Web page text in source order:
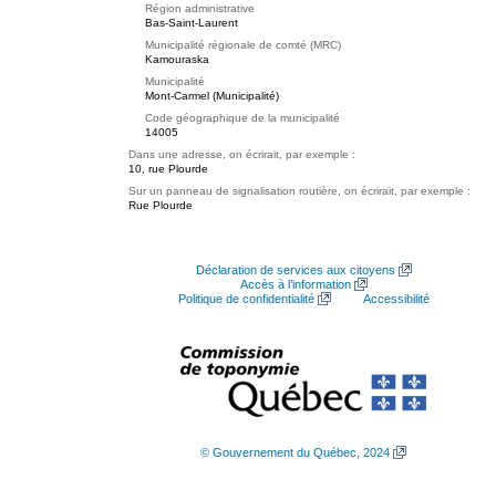
Région administrative
Bas-Saint-Laurent
Municipalité régionale de comté (MRC)
Kamouraska
Municipalité
Mont-Carmel (Municipalité)
Code géographique de la municipalité
14005
Dans une adresse, on écrirait, par exemple :
10, rue Plourde
Sur un panneau de signalisation routière, on écrirait, par exemple :
Rue Plourde
Déclaration de services aux citoyens
Accès à l’information
Politique de confidentialité
Accessibilité
© Gouvernement du Québec, 2024